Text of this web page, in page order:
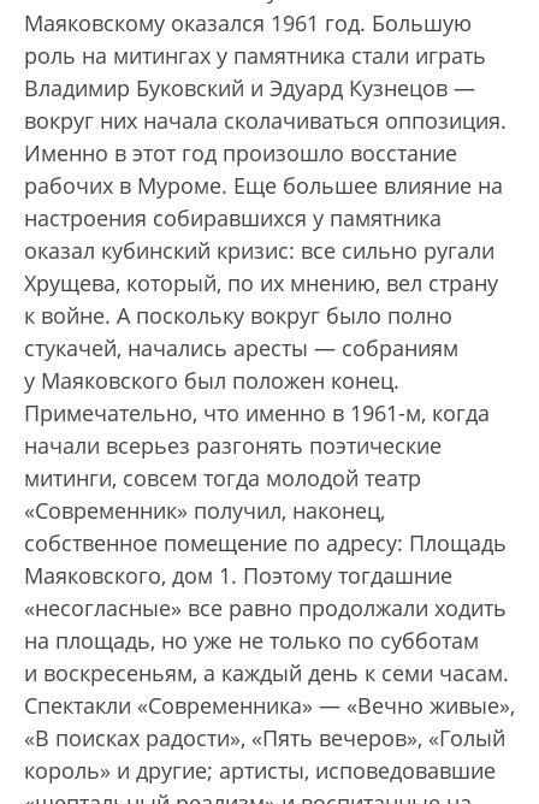
Маяковскому оказался 1961 год. Большую
роль на митингах у памятника стали играть
Владимир Буковский и Эдуард Кузнецов —
вокруг них начала сколачиваться оппозиция.
Именно в этот год произошло восстание
рабочих в Муроме. Еще большее влияние на
настроения собиравшихся у памятника
оказал кубинский кризис: все сильно ругали
Хрущева, который, по их мнению, вел страну
к войне. А поскольку вокруг было полно
стукачей, начались аресты — собраниям
у Маяковского был положен конец.
Примечательно, что именно в 1961-м, когда
начали всерьез разгонять поэтические
митинги, совсем тогда молодой театр
«Современник» получил, наконец,
собственное помещение по адресу: Площадь
Маяковского, дом 1. Поэтому тогдашние
«несогласные» все равно продолжали ходить
на площадь, но уже не только по субботам
и воскресеньям, а каждый день к семи часам.
Спектакли «Современника» — «Вечно живые»,
«В поисках радости», «Пять вечеров», «Голый
король» и другие; артисты, исповедовавшие